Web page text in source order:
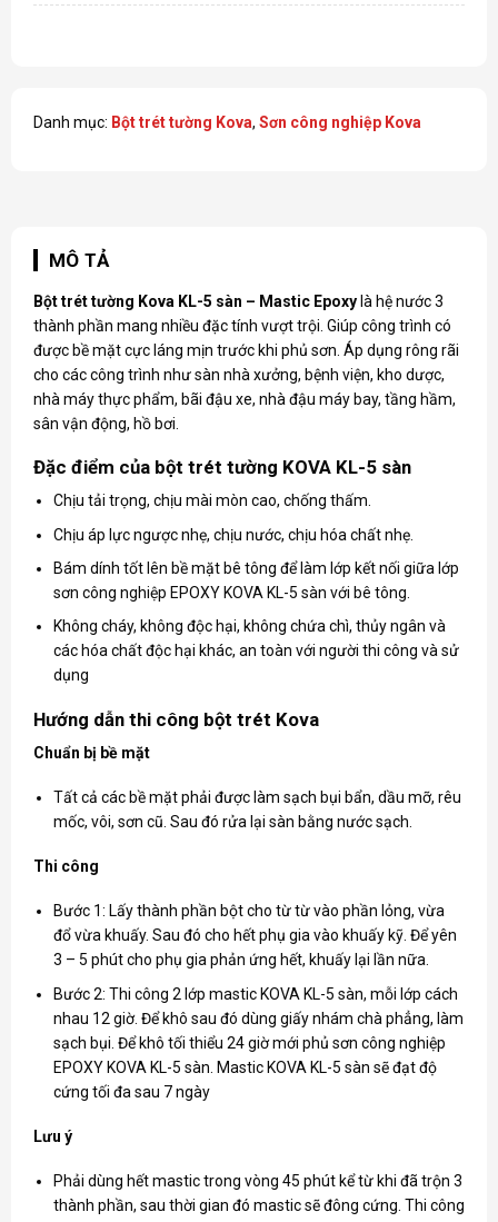
Danh mục: Bột trét tường Kova, Sơn công nghiệp Kova
MÔ TẢ
Bột trét tường Kova KL-5 sàn – Mastic Epoxylà hệ nước 3
thành phần mang nhiều đặc tính vượt trội. Giúp công trình có
được bề mặt cực láng mịn trước khi phủ sơn. Áp dụng rông rãi
cho các công trình như sàn nhà xưởng, bệnh viện, kho dược,
nhà máy thực phẩm, bãi đậu xe, nhà đậu máy bay, tầng hầm,
sân vận động, hồ bơi.
Đặc điểm của bột trét tường KOVA KL-5 sàn
Chịu tải trọng, chịu mài mòn cao, chống thấm.
Chịu áp lực ngược nhẹ, chịu nước, chịu hóa chất nhẹ.
Bám dính tốt lên bề mặt bê tông để làm lớp kết nối giữa lớp
sơn công nghiệp EPOXY KOVA KL-5 sàn với bê tông.
Không cháy, không độc hại, không chứa chì, thủy ngân và
các hóa chất độc hại khác, an toàn với người thi công và sử
dụng
Hướng dẫn thi công bột trét Kova
Chuẩn bị bề mặt
Tất cả các bề mặt phải được làm sạch bụi bẩn, dầu mỡ, rêu
mốc, vôi, sơn cũ. Sau đó rửa lại sàn bằng nước sạch.
Thi công
Bước 1: Lấy thành phần bột cho từ từ vào phần lỏng, vừa
đổ vừa khuấy. Sau đó cho hết phụ gia vào khuấy kỹ. Để yên
3 – 5 phút cho phụ gia phản ứng hết, khuấy lại lần nữa.
Bước 2: Thi công 2 lớp mastic KOVA KL-5 sàn, mỗi lớp cách
nhau 12 giờ. Để khô sau đó dùng giấy nhám chà phẳng, làm
sạch bụi. Để khô tối thiểu 24 giờ mới phủ sơn công nghiệp
EPOXY KOVA KL-5 sàn. Mastic KOVA KL-5 sàn sẽ đạt độ
cứng tối đa sau 7 ngày
Lưu ý
Phải dùng hết mastic trong vòng 45 phút kể từ khi đã trộn 3
thành phần, sau thời gian đó mastic sẽ đông cứng. Thi công